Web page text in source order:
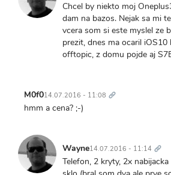
Chcel by niekto moj
dam na bazos. Nejak sa mi
vcera som si este myslel ze
prezit, dnes ma ocaril iOS10
offtopic, z domu pojde aj
M0f014.07.2016 - 11:08 odkaz
hmm a cena? ;-)
Wayne14.07.2016 - 11:14
Telefon, 2 kryty, 2x